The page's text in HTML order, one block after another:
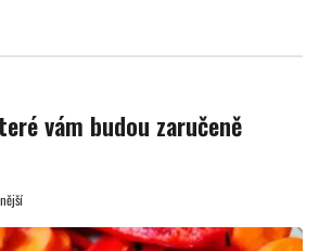
vám budou zaručeně